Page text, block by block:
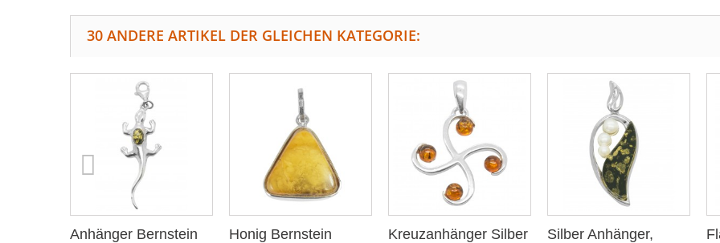
30 ANDERE ARTIKEL DER GLEICHEN KATEGORIE:
Anhänger Bernstein
Honig Bernstein
Kreuzanhänger Silber
Silber Anhänger,